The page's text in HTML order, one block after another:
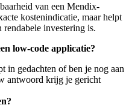
van een Mendix-
kostenindicatie, maar helpt
investering is.
low-code applicatie?
in gedachten of ben je nog aan
antwoord krijg je gericht